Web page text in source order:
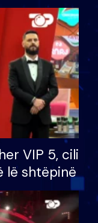
eurosh
VIP 5, cili
lë shtëpinë